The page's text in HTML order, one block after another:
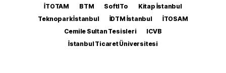
İTOTAM BTM SoftITo
Kitap İstanbul
Teknopark İstanbul
İDTM İstanbul
İTOSAM
Cemile Sultan Tesisleri
ICVB
İstanbul Ticaret Üniversitesi